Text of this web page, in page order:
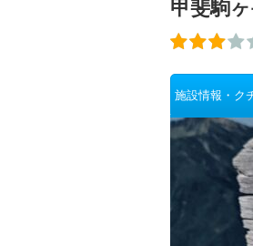
甲斐駒
施設情報・ク